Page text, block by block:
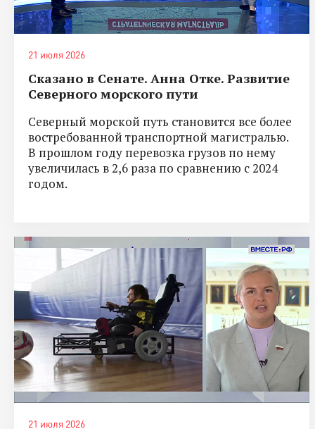
21 июля 2026
Сказано в Сенате. Анна Отке. Развитие
Северного морского пути
Северный морской путь становится все более
востребованной транспортной магистралью.
В прошлом году перевозка грузов по нему
увеличилась в 2,6 раза по сравнению с 2024
годом.
21 июля 2026